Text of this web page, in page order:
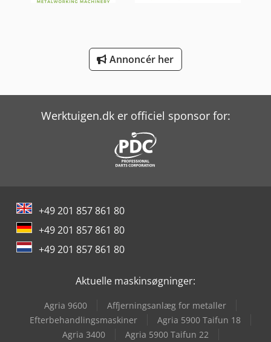
Annoncér her
Werktuigen.dk er officiel sponsor for:
+49 201 857 861 80
+49 201 857 861 80
+49 201 857 861 80
Aktuelle maskinsøgninger:
Agria 9600
Affjerningsanlæg for metaller
Efterbehandlingsmaskiner
Agria 5900 Taifun 18
Agria 3400
Agria 5900 Taifun 22